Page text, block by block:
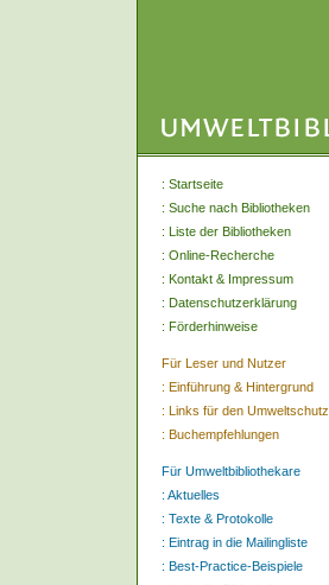
: Startseite
: Suche nach Bibliotheken
: Liste der Bibliotheken
: Online-Recherche
: Kontakt & Impressum
: Datenschutzerklärung
: Förderhinweise
Für Leser und Nutzer
: Einführung & Hintergrund
: Links für den Umweltschutz
: Buchempfehlungen
Für Umweltbibliothekare
: Aktuelles
: Texte & Protokolle
: Eintrag in die Mailingliste
: Best-Practice-Beispiele